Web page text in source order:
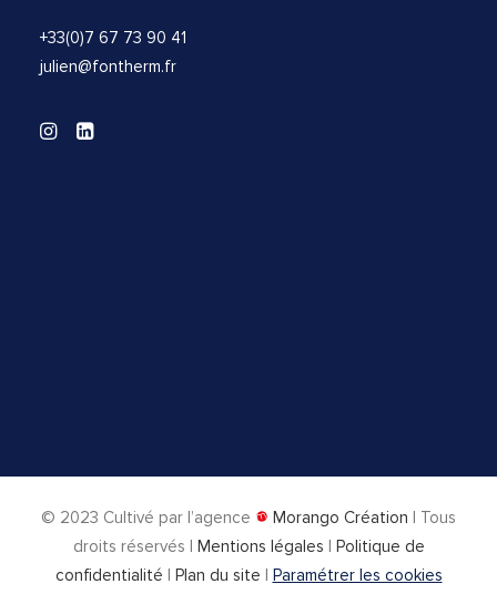
+33(0)7 67 73 90 41
julien@fontherm.fr
© 2023 Cultivé par l’agence Morango Création | Tous
droits réservés | Mentions légales | Politique de
confidentialité | Plan du site | Paramétrer les cookies